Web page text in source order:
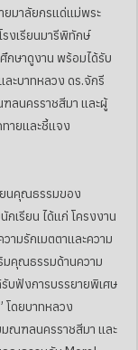
ยมาลัยกรแด่แม่พระ
งเรียนมารีพิทักษ์
กษาดูงาน พร้อมได้รับ
ละบาทหลวง ดร.จักรี
ลนครราชสีมา และผู้
ายและชี้แจง
ยนคุณธรรมของ
เรียน ได้แก่ โครงงาน
ามรักเมตตาและความ
มคุณธรรมด้านความ
บฟังการบรรยายพิเศษ
โดยบาทหลวง
ณฑลนครราชสีมา และ